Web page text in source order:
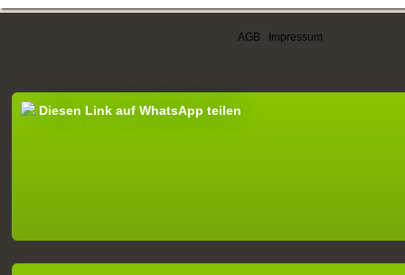
AGB Impressum
Diesen Link auf WhatsApp teilen